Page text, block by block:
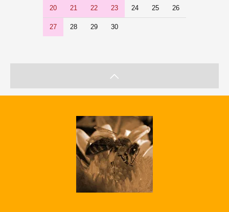
20 21 22 23 24 25 26
27 28 29 30